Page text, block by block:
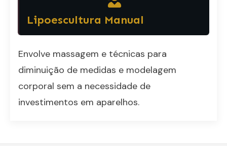
Lipoescultura Manual
Envolve massagem e técnicas para
diminuição de medidas e modelagem
corporal sem a necessidade de
investimentos em aparelhos.